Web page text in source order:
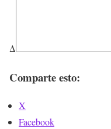
Δ
Comparte esto:
X
Facebook